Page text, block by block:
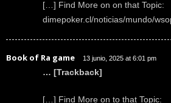
[…] Find More on on that Topic:
dimepoker.cl/noticias/mundo/
Book of Ra game 13 junio, 2025 at 6:01 pm
… [Trackback]
[…] Find More on to that Topic: